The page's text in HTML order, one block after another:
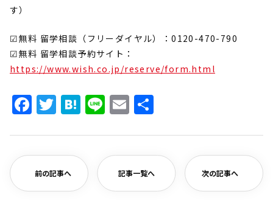
す）
☑無料 留学相談（フリーダイヤル）：0120-470-790
☑無料 留学相談予約サイト：
https://www.wish.co.jp/reserve/form.html
Facebook
Twitter
Hatena
LineEmail
前の記事へ 記事一覧へ 次の記事へ